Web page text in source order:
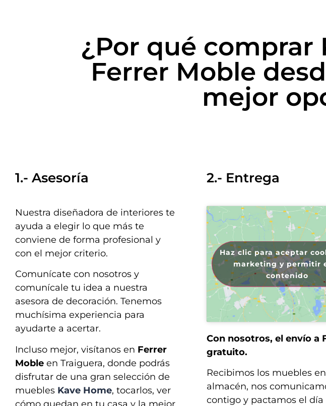
¿Por qué comprar
Ferrer Moble
mejor
1.- Asesoría
Nuestra diseñadora de interiores te
ayuda a elegir lo que más te
conviene de forma profesional y
con el mejor criterio.
Comunícate con nosotros y
comunícale tu idea a nuestra
asesora de decoración. Tenemos
muchísima experiencia para
ayudarte a acertar.
Incluso mejor, visítanos en Ferrer
Moble en Traiguera, donde podrás
disfrutar de una gran selección de
muebles Kave Home, tocarlos, ver
cómo quedan en tu casa y la mejor
2.- Entrega
Haz clic para aceptar
marketing y permitir
contenido
Con nosotros, el envío a
gratuito.
Recibimos los muebles
almacén, nos
contigo y pactamos el día